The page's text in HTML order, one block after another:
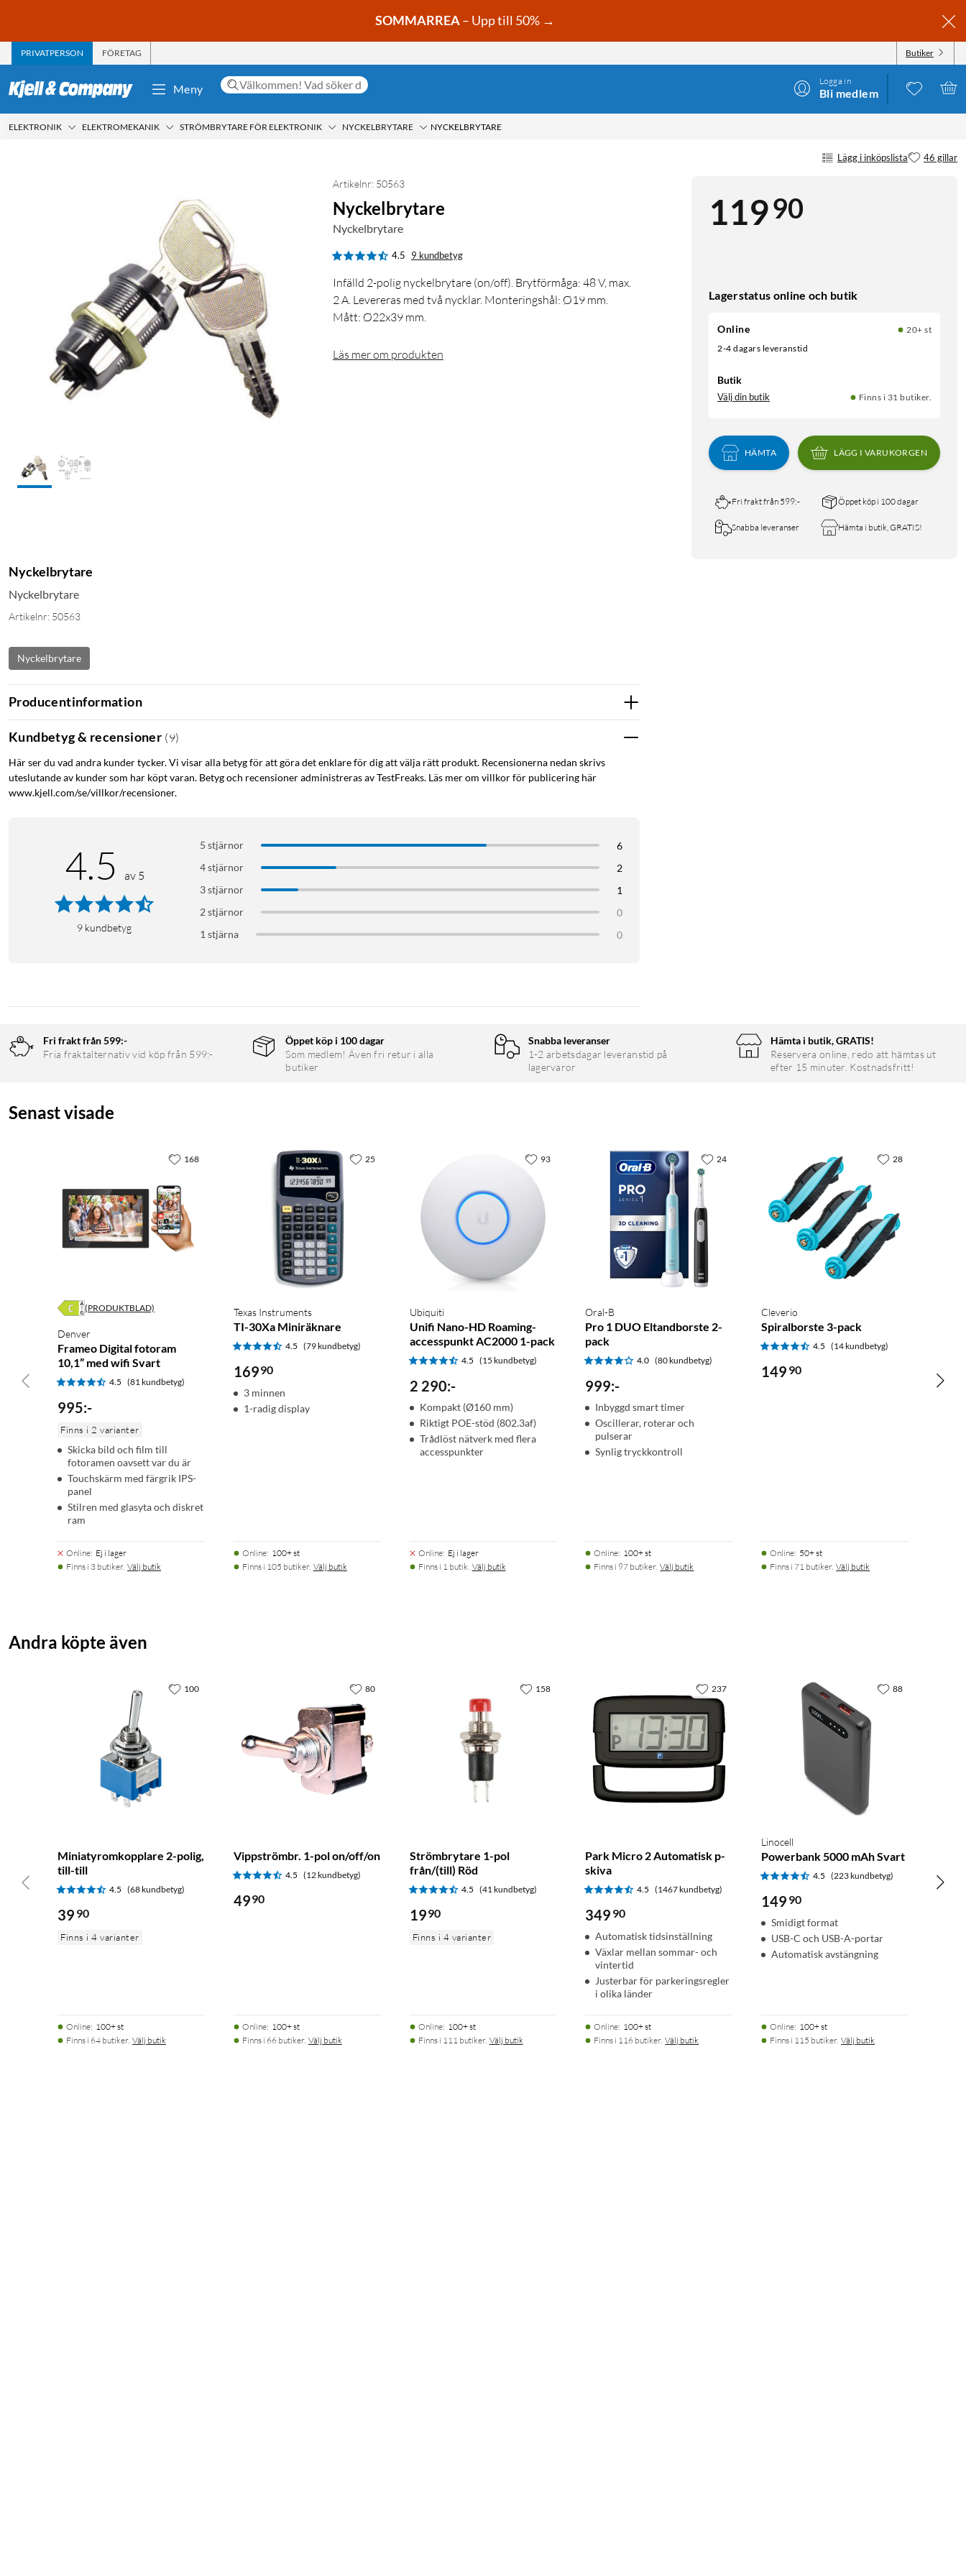
SOMMARREA– Upp till 50% →
PRIVATPERSON FÖRETAG Butiker
Meny
Logga in
Bli medlem
ELEKTRONIK ELEKTROMEKANIK STRÖMBRYTARE FÖR ELEKTRONIK NYCKELBRYTARE NYCKELBRYTARE
Lägg i inköpslista 46 gillar
11990
Lagerstatus online och butik
Online
20+ st
2-4 dagars leveranstid
Butik
Välj din butik Finns i 31 butiker.
HÄMTA LÄGG I VARUKORGEN
Fri frakt från 599:- Öppet köp i 100 dagar
Snabba leveranser Hämta i butik, GRATIS!
Artikelnr: 50563
Nyckelbrytare
Nyckelbrytare
4.5 9 kundbetyg
Infälld 2-polig nyckelbrytare (on/off). Brytförmåga: 48 V, max.
2 A. Levereras med två nycklar. Monteringshål: Ø19 mm.
Mått: Ø22x39 mm.
Läs mer om produkten
Nyckelbrytare
Nyckelbrytare
Artikelnr: 50563
Nyckelbrytare
Producentinformation
Kundbetyg & recensioner (9)
Här ser du vad andra kunder tycker. Vi visar alla betyg för att göra det enklare för dig att välja rätt produkt. Recensionerna nedan skrivs
uteslutande av kunder som har köpt varan. Betyg och recensioner administreras av TestFreaks. Läs mer om villkor för publicering här
www.kjell.com/se/villkor/recensioner.
4.5 av 5
9 kundbetyg
5 stjärnor
6
4 stjärnor
2
3 stjärnor
1
2 stjärnor
0
1 stjärna
0
Fri frakt från 599:-
Fria fraktalternativ vid köp från 599:-
Öppet köp i 100 dagar
Som medlem! Även fri retur i alla
butiker
Snabba leveranser
1-2 arbetsdagar leveranstid på
lagervaror
Hämta i butik, GRATIS!
Reservera online, redo att hämtas ut
efter 15 minuter. Kostnadsfritt!
Senast visade
(PRODUKTBLAD)
Denver
Frameo Digital fotoram
10,1” med wifi Svart
4.5 (81 kundbetyg)
995:-
Finns i 2 varianter
Skicka bild och film till
fotoramen oavsett var du är
Touchskärm med färgrik IPS-
panel
Stilren med glasyta och diskret
ram
Online: Ej i lager
Finns i 3 butiker. Välj butik
168
Texas Instruments
TI-30Xa Miniräknare
4.5 (79 kundbetyg)
16990
3 minnen
1-radig display
Online: 100+ st
Finns i 105 butiker. Välj butik
25
Ubiquiti
Unifi Nano-HD Roaming-
accesspunkt AC2000 1-pack
4.5 (15 kundbetyg)
2 290:-
Kompakt (Ø160 mm)
Riktigt POE-stöd (802.3af)
Trådlöst nätverk med flera
accesspunkter
Online: Ej i lager
Finns i 1 butik. Välj butik
93
Oral-B
Pro 1 DUO Eltandborste 2-
pack
4.0 (80 kundbetyg)
999:-
Inbyggd smart timer
Oscillerar, roterar och
pulserar
Synlig tryckkontroll
Online: 100+ st
Finns i 97 butiker. Välj butik
24
Cleverio
Spiralborste 3-pack
4.5 (14 kundbetyg)
149 90
Online: 50+ st
Finns i 71 butiker. Välj butik
28
Andra köpte även
Miniatyromkopplare 2-polig,
till-till
4.5 (68 kundbetyg)
39 90
Finns i 4 varianter
Online: 100+ st
Finns i 64 butiker. Välj butik
100
Vippströmbr. 1-pol on/off/on
4.5 (12 kundbetyg)
4990
Online: 100+ st
Finns i 66 butiker. Välj butik
80
Strömbrytare 1-pol
från/(till) Röd
4.5 (41 kundbetyg)
1990
Finns i 4 varianter
Online: 100+ st
Finns i 111 butiker. Välj butik
158
Park Micro 2 Automatisk p-
skiva
4.5 (1467 kundbetyg)
349 90
Automatisk tidsinställning
Växlar mellan sommar- och
vintertid
Justerbar för parkeringsregler
i olika länder
Online: 100+ st
Finns i 116 butiker. Välj butik
237
Linocell
Powerbank 5000 mAh Svart
4.5 (223 kundbetyg)
149 90
Smidigt format
USB-C och USB-A-portar
Automatisk avstängning
Online: 100+ st
Finns i 115 butiker. Välj butik
88